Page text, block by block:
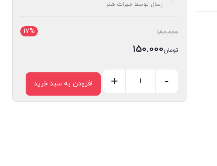
ارسال توسط میراث هنر
17% 180.000قیمت
اصلی:
تومان150.000
فعلی:
تومان150.000.
گلویی
-
+ افزودن به سبد خرید